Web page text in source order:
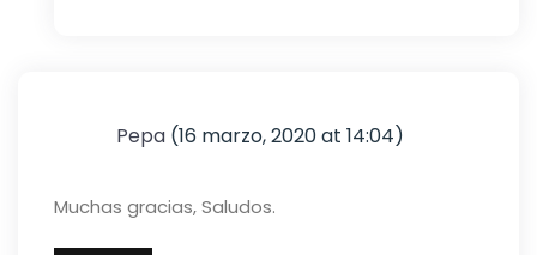
Pepa (16 marzo, 2020 at 14:04)
Muchas gracias, Saludos.